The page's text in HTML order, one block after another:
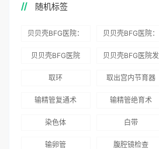
随机标签
贝贝壳BFG医院：
务
贝贝壳BFG医院：
术”和“法律支持”
贝贝壳BFG医院
贝贝壳BFG医院发
国版）》
取环 取出宫内节育器
输精管复通术 输精管绝育术
染色体 白带
输卵管 腹腔镜检查